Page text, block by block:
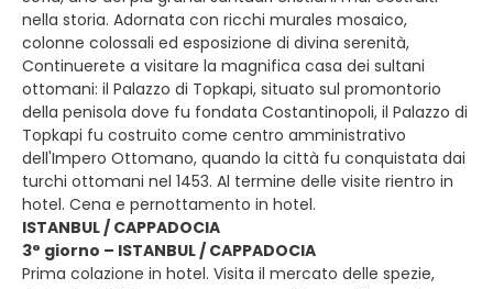
nella storia. Adornata con ricchi murales mosaico,
colonne colossali ed esposizione di divina serenità,
Continuerete a visitare la magnifica casa dei sultani
ottomani: il Palazzo di Topkapi, situato sul promontorio
della penisola dove fu fondata Costantinopoli, il Palazzo di
Topkapi fu costruito come centro amministrativo
dell'Impero Ottomano, quando la città fu conquistata dai
turchi ottomani nel 1453. Al termine delle visite rientro in
hotel. Cena e pernottamento in hotel.
ISTANBUL / CAPPADOCIA
3° giorno – ISTANBUL / CAPPADOCIA
Prima colazione in hotel. Visita il mercato delle spezie,